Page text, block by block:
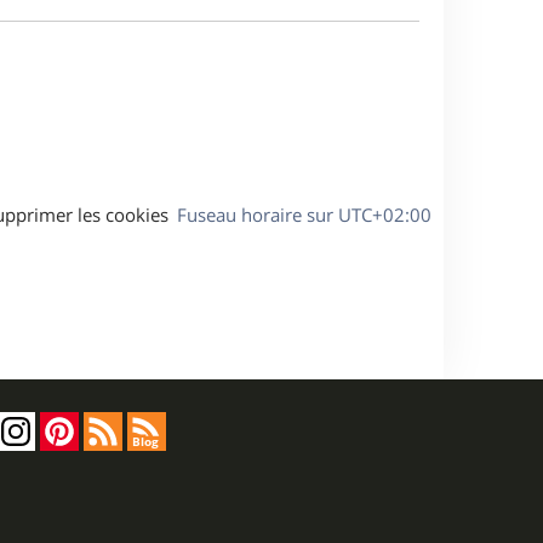
Fuseau horaire sur UTC+02:00
les cookies